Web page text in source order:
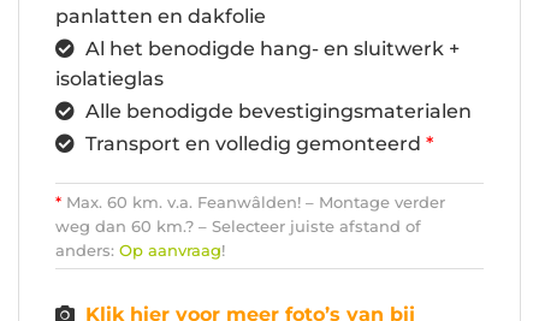
panlatten en dakfolie
Al het benodigde hang- en sluitwerk +
isolatieglas
Alle benodigde bevestigingsmaterialen
Transport en volledig gemonteerd *
* Max. 60 km. v.a. Feanwâlden! – Montage verder
weg dan 60 km.? – Selecteer juiste afstand of
anders: Op aanvraag!
Klik hier voor meer foto’s van bij